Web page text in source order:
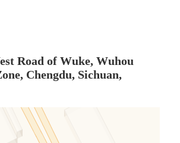
Road of Wuke, Wuhou
Chengdu, Sichuan,